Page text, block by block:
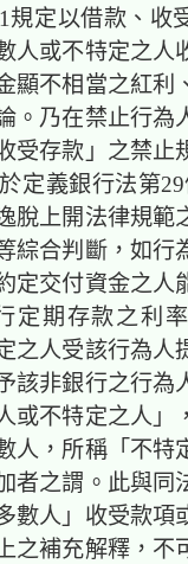
規定以借款、收
人或不特定之人
顯不相當之紅利
。乃在禁止行為
受存款」之禁止
定義銀行法第
脫上開法律規範
綜合判斷，如行
定交付資金之人
定期存款之利
之人受該行為人
該非銀行之行為
或不特定之人」
人，所稱「不特
者之謂。此與同
數人」收受款項
之補充解釋，不